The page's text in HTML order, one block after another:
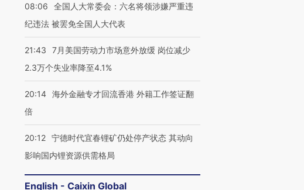
08:06
全国人大常委会：六名将领涉嫌严重违
纪违法 被罢免全国人大代表
21:43
7月美国劳动力市场意外放缓 岗位减少
2.3万个失业率降至4.1%
20:14 海外金融专才回流香港 外籍工作签证翻
倍
20:12 宁德时代宜春锂矿仍处停产状态 其动向
影响国内锂资源供需格局
English - Caixin Global